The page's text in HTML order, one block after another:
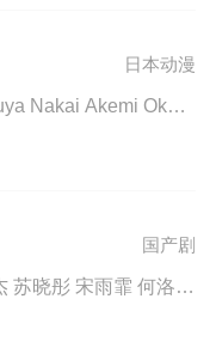
日本动漫
Mayumi Tanaka Kazuya Nakai Akemi Okamura Kappei Yamaguchi
国产剧
常铖 董璇 傅迦 许淇杰 苏晓彤 宋雨霏 何洛洛 贾笑涵 方晓东 陈冠甯 王若衫 胡晓龙